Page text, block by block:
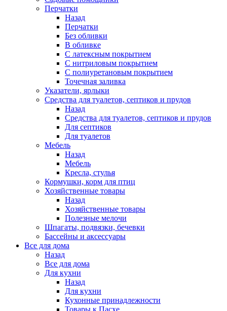
Перчатки
Назад
Перчатки
Без обливки
В обливке
С латексным покрытием
С нитриловым покрытием
С полиуретановым покрытием
Точечная заливка
Указатели, ярлыки
Средства для туалетов, септиков и прудов
Назад
Средства для туалетов, септиков и прудов
Для септиков
Для туалетов
Мебель
Назад
Мебель
Кресла, стулья
Кормушки, корм для птиц
Хозяйственные товары
Назад
Хозяйственные товары
Полезные мелочи
Шпагаты, подвязки, бечевки
Бассейны и аксессуары
Все для дома
Назад
Все для дома
Для кухни
Назад
Для кухни
Кухонные принадлежности
Товары к Пасхе